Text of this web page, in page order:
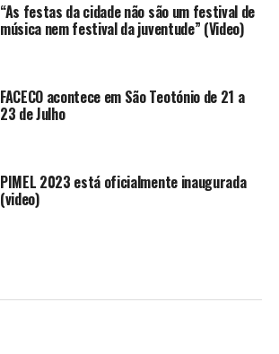
“As festas da cidade não são um festival de
música nem festival da juventude” (Video)
FACECO acontece em São Teotónio de 21 a
23 de Julho
PIMEL 2023 está oficialmente inaugurada
(video)